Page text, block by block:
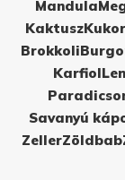
Mandula
Kaktusz
Brokkoli
Karfiol
Savanyú
ZellerZöldbab